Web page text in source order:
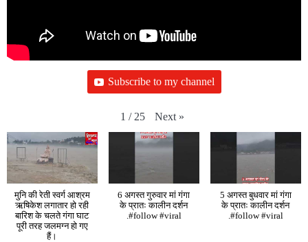
Subscribe to my channel
1 / 25 Next »
मुनि की रेती स्वर्ग आश्रम
ऋषिकेश लगातार हो रही
बारिश के चलते गंगा घाट
पूरी तरह जलमग्न हो गए
हैं।
6 अगस्त गुरुवार मां गंगा
के प्रातः कालीन दर्शन
.#follow #viral
5 अगस्त बुधवार मां गंगा
के प्रातः कालीन दर्शन
.#follow #viral